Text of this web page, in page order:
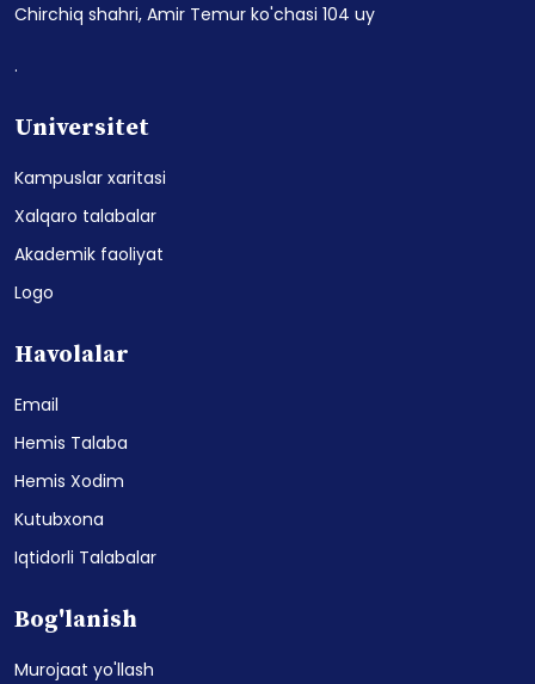
Chirchiq shahri, Amir Temur ko'chasi 104 uy
.
Universitet
Kampuslar xaritasi
Xalqaro talabalar
Akademik faoliyat
Logo
Havolalar
Email
Hemis Talaba
Hemis Xodim
Kutubxona
Iqtidorli Talabalar
Bog'lanish
Murojaat yo'llash